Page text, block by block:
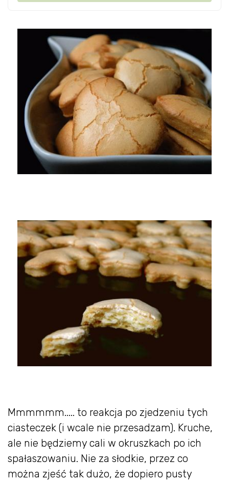
Mmmmmm..... to reakcja po zjedzeniu tych
ciasteczek (i wcale nie przesadzam). Kruche,
ale nie będziemy cali w okruszkach po ich
spałaszowaniu. Nie za słodkie, przez co
można zjeść tak dużo, że dopiero pusty